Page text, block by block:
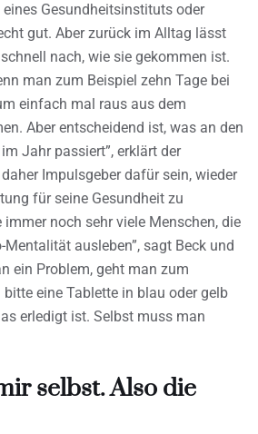
Gesundheitsinstituts oder
gut. Aber zurück im Alltag lässt
nach, wie sie gekommen ist.
man zum Beispiel zehn Tage bei
einfach mal raus aus dem
Aber entscheidend ist, was an den
Jahr passiert”, erklärt der
Impulsgeber dafür sein, wieder
für seine Gesundheit zu
immer noch sehr viele Menschen, die
ausleben”, sagt Beck und
ein Problem, geht man zum
eine Tablette in blau oder gelb
erledigt ist. Selbst muss man
selbst. Also die